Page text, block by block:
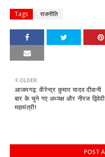
Tags राजनीति
OLDER
आजमगढ़: वीरेन्द्र कुमार यादव दीवानी
बार के चुने गए अध्यक्ष और नीरज द्विवेदी
महामंत्री!
POST